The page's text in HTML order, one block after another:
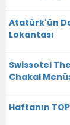
Atatürk'ün
Lokantası
Swissotel
Chakal
Haftanın